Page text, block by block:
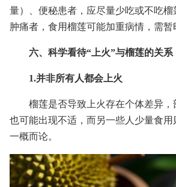
量）、便秘患者，应尽量少吃或不吃
肿痛者，食用榴莲可能加重病情，需暂
六、科学看待“上火”与榴莲的关系
1.并非所有人都会上火
榴莲是否导致上火存在个体差异，
也可能出现不适，而另一些人少量食
一概而论。